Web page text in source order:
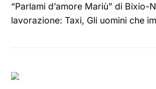
“Parlami d’amore Mariù” di Bixio-
lavorazione: Taxi, Gli uomini che